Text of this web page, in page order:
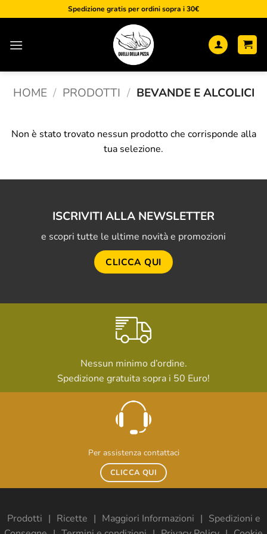
ai
Spedizione gratis per ordini sopra i 30€
HOME / PRODOTTI / BEVANDE E ALCOLICI
Non è stato trovato nessun prodotto che corrisponde alla
tua selezione.
ISCRIVITI ALLA NEWSLETTER
e scopri tutte le ultime novità e promozioni
CLICCA QUI
Nessun minimo d’ordine.
Spedizione gratuita sopra i 50 Euro!
Per assistenza contattaci
CLICCA QUI
Prodotti Ricette Maggiori Informazioni
Spedizioni e